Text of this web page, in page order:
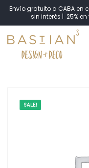
Envío gratuito a CABA en
sin interés | 25%
SALE!